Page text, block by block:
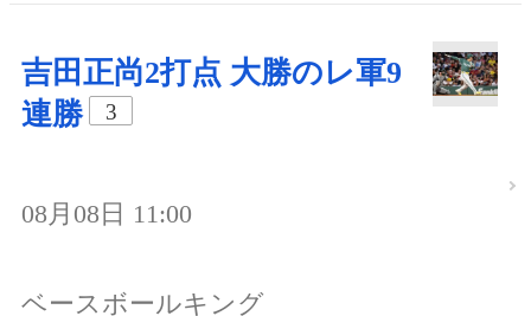
吉田正尚2打点 大勝のレ軍9
連勝
3
08月08日 11:00
ベースボールキング